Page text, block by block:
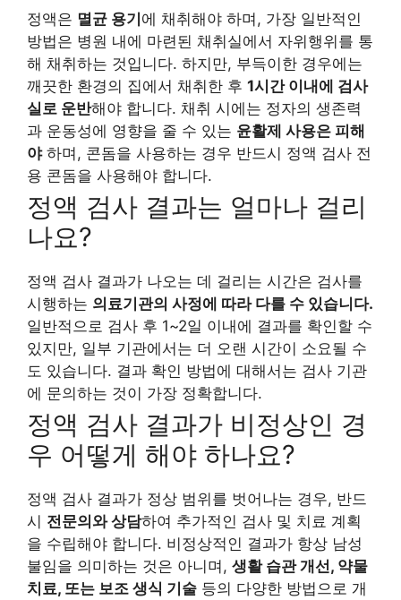
정액은 멸균 용기에 채취해야 하며, 가장 일반적인
방법은 병원 내에 마련된 채취실에서 자위행위를 통
해 채취하는 것입니다. 하지만, 부득이한 경우에는
깨끗한 환경의 집에서 채취한 후 1시간 이내에 검사
실로 운반해야 합니다. 채취 시에는 정자의 생존력
과 운동성에 영향을 줄 수 있는 윤활제 사용은 피해
야하며, 콘돔을 사용하는 경우 반드시 정액 검사 전
용 콘돔을 사용해야 합니다.
정액 검사 결과는 얼마나 걸리
나요?
정액 검사 결과가 나오는 데 걸리는 시간은 검사를
시행하는 의료기관의 사정에 따라 다를 수 있습니다.
일반적으로 검사 후 1~2일 이내에 결과를 확인할 수
있지만, 일부 기관에서는 더 오랜 시간이 소요될 수
도 있습니다. 결과 확인 방법에 대해서는 검사 기관
에 문의하는 것이 가장 정확합니다.
정액 검사 결과가 비정상인 경
우 어떻게 해야 하나요?
정액 검사 결과가 정상 범위를 벗어나는 경우, 반드
시 전문의와 상담하여 추가적인 검사 및 치료 계획
을 수립해야 합니다. 비정상적인 결과가 항상 남성
불임을 의미하는 것은 아니며, 생활 습관 개선, 약물
치료, 또는 보조 생식 기술 등의 다양한 방법으로 개